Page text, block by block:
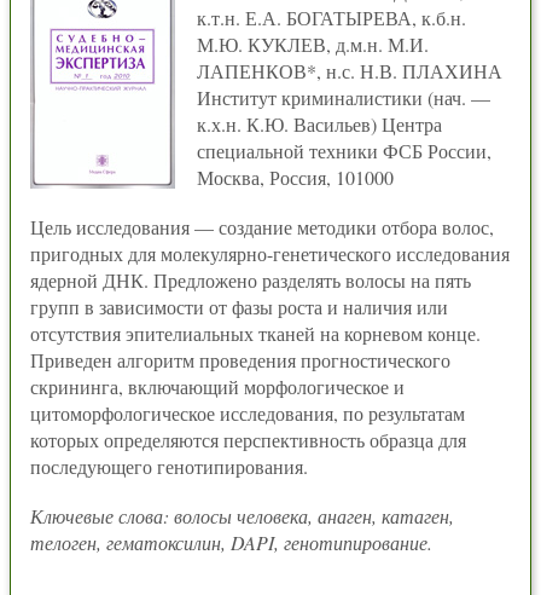
к.т.н. Е.А. БОГАТЫРЕВА, к.б.н.
М.Ю. КУКЛЕВ, д.м.н. М.И.
ЛАПЕНКОВ*, н.с. Н.В. ПЛАХИНА
Институт криминалистики (нач. —
к.х.н. К.Ю. Васильев) Центра
специальной техники ФСБ России,
Москва, Россия, 101000
Цель исследования — создание методики отбора волос,
пригодных для молекулярно-генетического исследования
ядерной ДНК. Предложено разделять волосы на пять
групп в зависимости от фазы роста и наличия или
отсутствия эпителиальных тканей на корневом конце.
Приведен алгоритм проведения прогностического
скрининга, включающий морфологическое и
цитоморфологическое исследования, по результатам
которых определяются перспективность образца для
последующего генотипирования.
Ключевые слова: волосы человека, анаген, катаген,
телоген, гематоксилин, DAPI, генотипирование.